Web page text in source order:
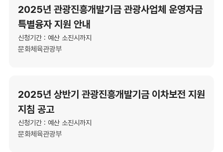
2025년 관광진흥개발기금 관광사업체 운영자금
특별융자 지원 안내
신청기간 : 예산 소진시까지
문화체육관광부
2025년 상반기 관광진흥개발기금 이차보전 지원
지침 공고
신청기간 : 예산 소진시까지
문화체육관광부